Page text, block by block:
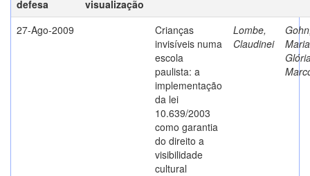
defesa
visualização
27-Ago-2009
Crianças
invisíveis numa
escola
paulista: a
implementação
da lei
10.639/2003
como garantia
do direito a
visibilidade
cultural
Lombe,
Claudinei